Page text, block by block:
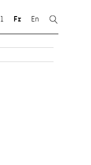
Fr En